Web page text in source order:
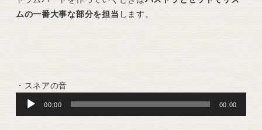
ムの一番大事な部分を担当 します。
・スネアの音
Audio
Player
00:00 00:00